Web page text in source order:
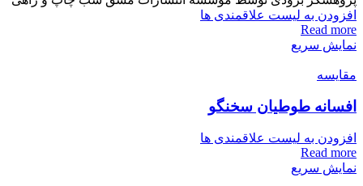
افزودن به لیست علاقمندی ها
Read more
نمایش سریع
مقایسه
افسانه طوطیان سخنگو
افزودن به لیست علاقمندی ها
Read more
نمایش سریع